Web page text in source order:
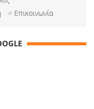
Επικοινωνία